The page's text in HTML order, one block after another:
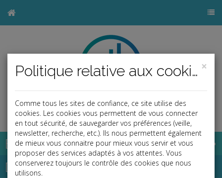
Base documentaire
Dépêches
×
Politique relative aux cookies
Comme tous les sites de confiance, ce site utilise des
cookies. Les cookies vous permettent de vous connecter
en tout sécurité, de sauvegarder vos préférences (veille,
newsletter, recherche, etc.). Ils nous permettent également
de mieux vous connaitre pour mieux vous servir et vous
proposer des services adaptés à vos attentes. Vous
conserverez toujours le contrôle des cookies que nous
utilisons.